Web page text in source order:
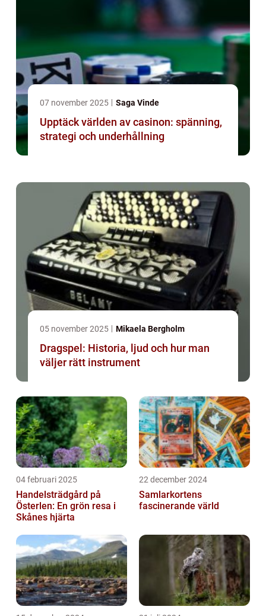
07 november 2025 Saga Vinde
Upptäck världen av casinon: spänning,
strategi och underhållning
05 november 2025 Mikaela Bergholm
Dragspel: Historia, ljud och hur man
väljer rätt instrument
04 februari 2025
Handelsträdgård på
Österlen: En grön resa i
Skånes hjärta
22 december 2024
Samlarkortens
fascinerande värld